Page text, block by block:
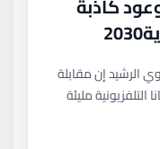
الرشيد إن مقابلة
مليئة